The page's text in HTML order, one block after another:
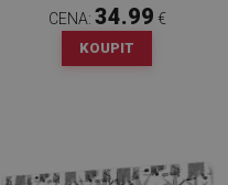
CENA: 34.99 €
KOUPIT